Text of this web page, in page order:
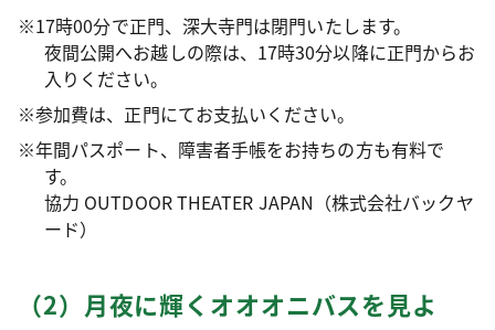
※17時00分で正門、深大寺門は閉門いたします。
夜間公開へお越しの際は、17時30分以降に正門からお
入りください。
※参加費は、正門にてお支払いください。
※年間パスポート、障害者手帳をお持ちの方も有料で
す。
協力 OUTDOOR THEATER JAPAN（株式会社バックヤ
ード）
（2）月夜に輝くオオオニバスを見よ